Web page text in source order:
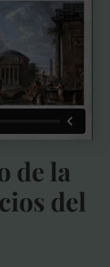
de la
del